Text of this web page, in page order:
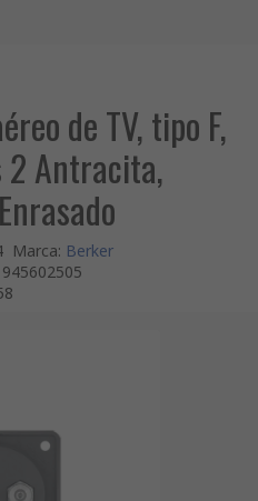
de TV, tipo F,
2 Antracita,
Marca: Berker
945602505